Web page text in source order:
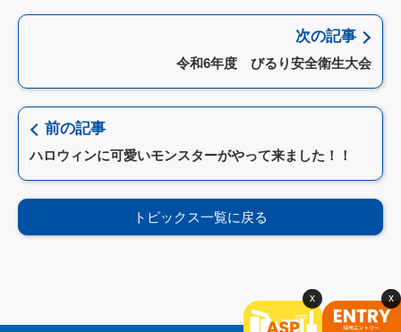
次の記事
令和6年度 びるり安全衛生大会
前の記事
ハロウィンに可愛いモンスターがやって来ました！！
トピックス一覧に戻る